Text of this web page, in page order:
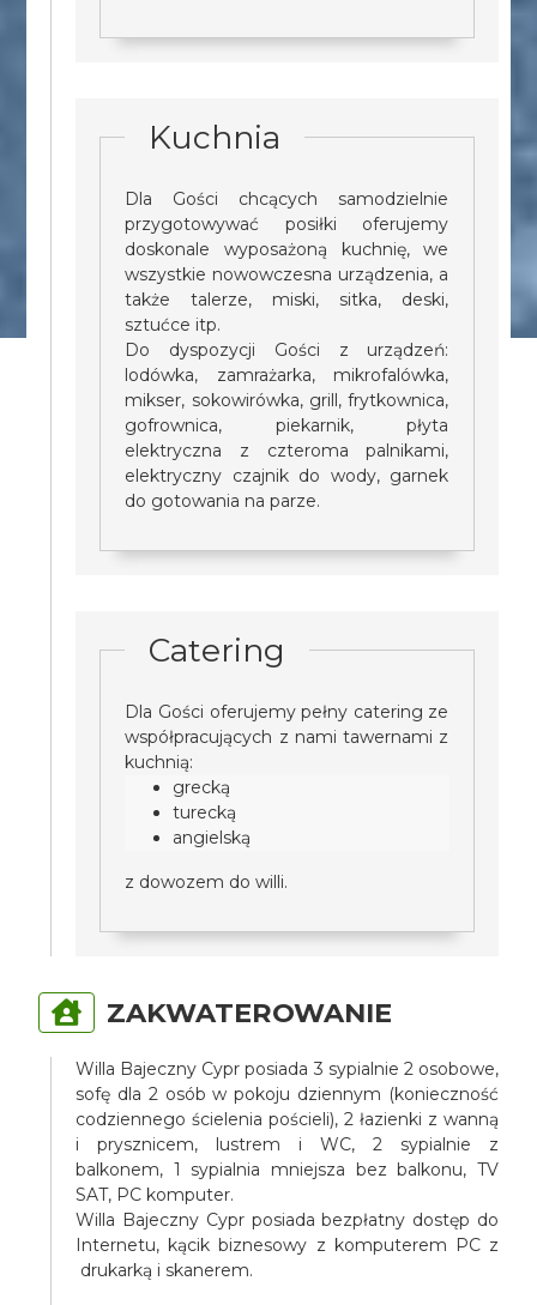
Kuchnia
Dla Gości chcących samodzielnie
przygotowywać posiłki oferujemy
doskonale wyposażoną kuchnię, we
wszystkie nowowczesna urządzenia, a
także talerze, miski, sitka, deski,
sztućce itp.
Do dyspozycji Gości z urządzeń:
lodówka, zamrażarka, mikrofalówka,
mikser, sokowirówka, grill, frytkownica,
gofrownica, piekarnik, płyta
elektryczna z czteroma palnikami,
elektryczny czajnik do wody, garnek
do gotowania na parze.
Catering
Dla Gości oferujemy pełny catering ze
współpracujących z nami tawernami z
kuchnią:
grecką
turecką
angielską
z dowozem do willi.
ZAKWATEROWANIE
Willa Bajeczny Cypr posiada 3 sypialnie 2 osobowe,
sofę dla 2 osób w pokoju dziennym (konieczność
codziennego ścielenia pościeli), 2 łazienki z wanną
i prysznicem, lustrem i WC, 2 sypialnie z
balkonem, 1 sypialnia mniejsza bez balkonu, TV
SAT, PC komputer.
Willa Bajeczny Cypr posiada bezpłatny dostęp do
Internetu, kącik biznesowy z komputerem PC z
drukarką i skanerem.